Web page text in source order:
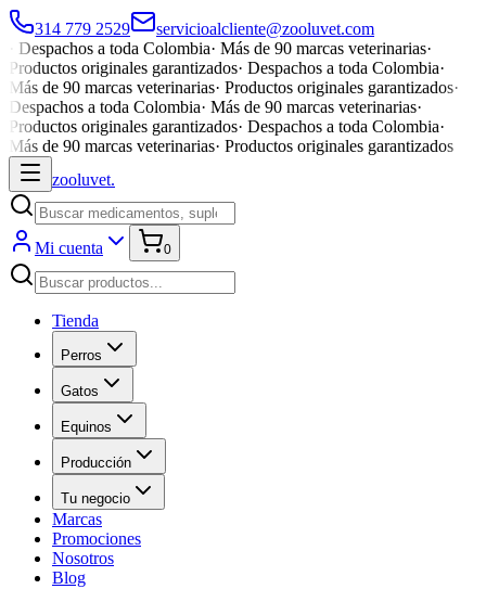
314 779 2529
servicioalcliente@zooluvet.com
Despachos a toda Colombia· Más de 90 marcas veterinarias·
Productos originales garantizados· Despachos a toda Colombia·
Más de 90 marcas veterinarias· Productos originales garantizados·
Despachos a toda Colombia· Más de 90 marcas veterinarias·
Productos originales garantizados· Despachos a toda Colombia·
Más de 90 marcas veterinarias· Productos originales garantizados
zooluvet.
Mi cuenta 0
Tienda
Perros
Gatos
Equinos
Producción
Tu negocio
Marcas
Promociones
Nosotros
Blog